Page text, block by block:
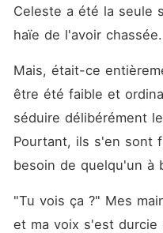
Celeste a été la seule
haïe de l'avoir chassée.
Mais, était-ce
être été faible et
séduire délibérément
Pourtant, ils s'en sont
besoin de quelqu'un à
"Tu vois ça ?" Mes
et ma voix s'est durcie